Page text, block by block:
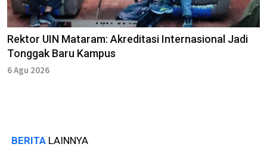
Rektor UIN Mataram: Akreditasi Internasional Jadi
Tonggak Baru Kampus
6 Agu 2026
BERITA LAINNYA